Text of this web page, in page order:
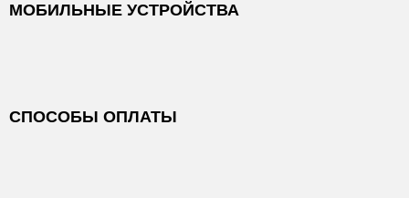
МОБИЛЬНЫЕ УСТРОЙСТВА
СПОСОБЫ ОПЛАТЫ